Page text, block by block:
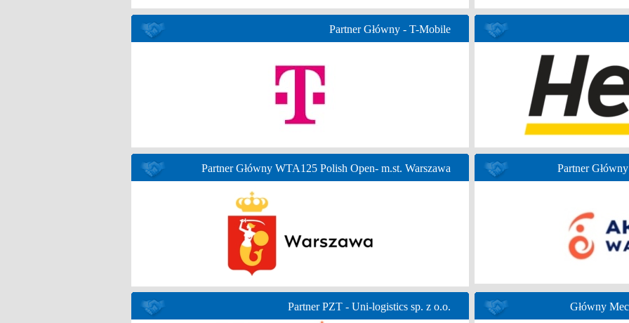
Partner Główny - T-Mobile
Partner Główny WTA125 Polish Open- m.st. Warszawa
Partner
Partner PZT - Uni-logistics sp. z o.o. Główny